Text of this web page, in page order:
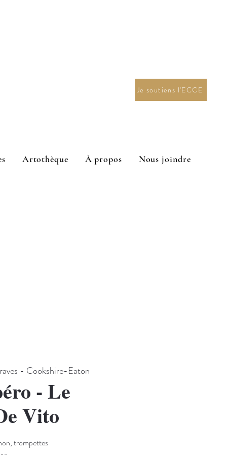
Je soutiens l'ECCE
Artothèque À propos Nous joindre
- Cookshire-Eaton
- Le
Vito
trompettes